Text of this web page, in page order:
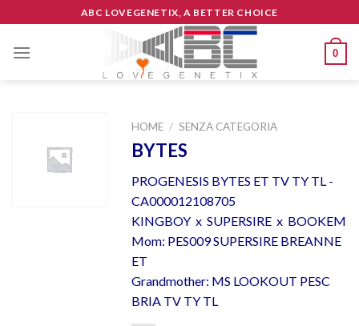
to
content
ABC LOVEGENETIX, A BETTER CHOICE
0
HOME / SENZA CATEGORIA
BYTES
PROGENESIS BYTES ET TV TY TL -
CA000012108705
KINGBOY x SUPERSIRE x BOOKEM
Mom: PES009 SUPERSIRE BREANNE
ET
Grandmother: MS LOOKOUT PESC
BRIA TV TY TL